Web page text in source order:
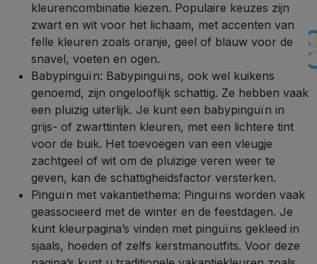
kleurencombinatie kiezen. Populaire keuzes zijn
zwart en wit voor het lichaam, met accenten van
felle kleuren zoals oranje, geel of blauw voor de
snavel, voeten en ogen.
Babypinguïn: Babypinguïns, ook wel kuikens
genoemd, zijn ongelooflijk schattig. Ze hebben vaak
een pluizig uiterlijk. Je kunt een babypinguïn in
grijs- of zwarttinten kleuren, met een lichtere tint
voor de buik. Het toevoegen van een vleugje
zachtgeel of wit om de pluizige veren weer te
geven, kan de schattigheidsfactor versterken.
Pinguïn met vakantiethema: Pinguïns worden vaak
geassocieerd met de winter en de feestdagen. Je
kunt kleurpagina’s vinden met pinguïns gekleed in
sjaals, hoeden of zelfs kerstmanoutfits. Voor deze